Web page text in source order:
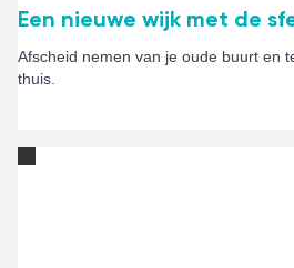
Een nieuwe wijk met de
Afscheid nemen van je oude buurt en
thuis.